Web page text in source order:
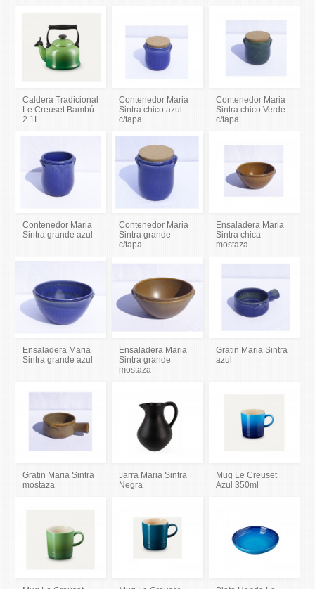
Caldera Tradicional
Le Creuset Bambú
2.1L
Contenedor Maria
Sintra chico azul
c/tapa
Contenedor Maria
Sintra chico Verde
c/tapa
Contenedor Maria
Sintra grande azul
Contenedor Maria
Sintra grande
c/tapa
Ensaladera Maria
Sintra chica
mostaza
Ensaladera Maria
Sintra grande azul
Ensaladera Maria
Sintra grande
mostaza
Gratin Maria Sintra
azul
Gratin Maria Sintra
mostaza
Jarra Maria Sintra
Negra
Mug Le Creuset
Azul 350ml